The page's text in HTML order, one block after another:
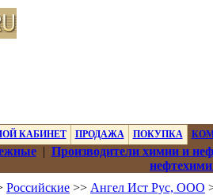
КАБИНЕТ ПРОДАЖА ПОКУПКА
| Производители химии и
Российские >> Ангел Ист Рус, ООО